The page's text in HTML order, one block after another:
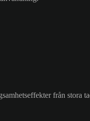
från stora